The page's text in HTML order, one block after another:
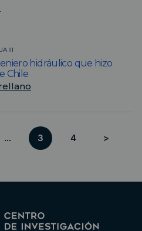
III
hidráulico que hizo
Chile
… 3 4 >